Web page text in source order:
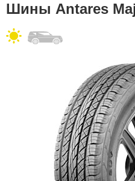
Шины Antares